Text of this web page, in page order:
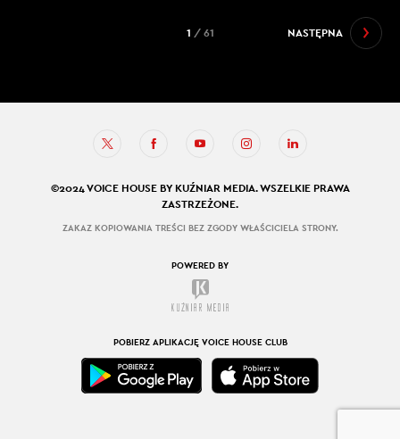
NASTĘPNA
1 / 61
©2024 VOICE HOUSE BY KUŹNIAR MEDIA. WSZELKIE PRAWA
ZASTRZEŻONE.
ZAKAZ KOPIOWANIA TREŚCI BEZ ZGODY WŁAŚCICIELA STRONY.
POWERED BY
POBIERZ APLIKACJĘ VOICE HOUSE CLUB